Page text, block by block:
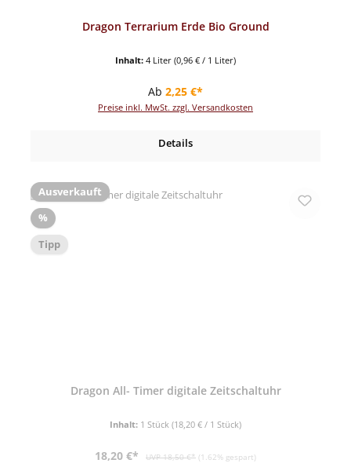
Dragon Terrarium Erde Bio Ground
Inhalt: 4 Liter (0,96 € / 1 Liter)
Regulärer Preis:
Ab 2,25 €*
Preise inkl. MwSt. zzgl. Versandkosten
Details
Ausverkauft
%Rabatt
Tipp
Dragon All- Timer digitale Zeitschaltuhr
Inhalt: 1 Stück (18,20 € / 1 Stück)
Verkaufspreis:
18,20 €* Regulärer Preis:
UVP 18,50 €* (1.62% gespart)